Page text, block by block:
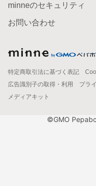
minneのセキュリティ
お問い合わせ
特定商取引法に基づく表記
広告識別子の取得・利用
プラ
メディアキット
©GMO